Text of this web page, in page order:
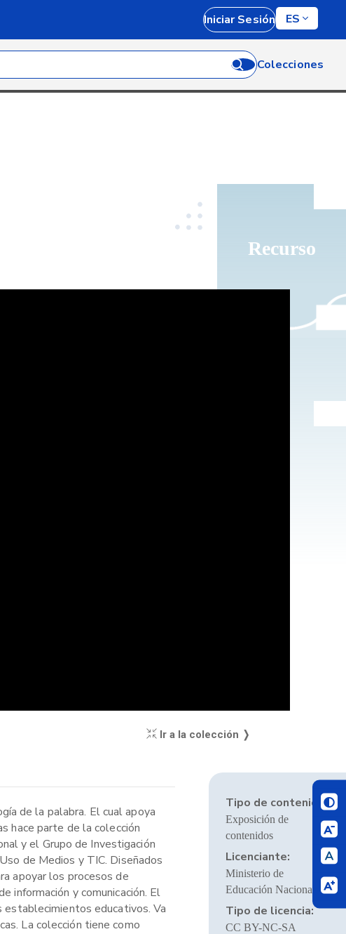
Iniciar Sesión ES
Colecciones
Recurso
Ir a la colección ❭
de la palabra. El cual apoya
hace parte de la colección
y el Grupo de Investigación
de Medios y TIC. Diseñados
apoyar los procesos de
información y comunicación. El
educativos. Va
La colección tiene como
Tipo de contenido:
Exposición de
contenidos
Licenciante:
Ministerio de
Educación Nacional
Tipo de licencia:
CC BY-NC-SA